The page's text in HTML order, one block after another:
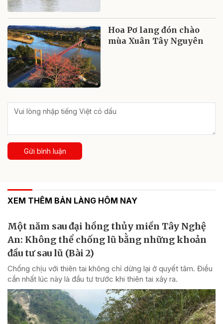
Hoa Pơ lang đón chào
mùa Xuân Tây Nguyên
Gửi bình luận
XEM THÊM BẢN LÀNG HÔM NAY
Một năm sau đại hồng thủy miền Tây Nghệ
An: Không thể chống lũ bằng những khoản
đầu tư sau lũ (Bài 2)
Chống chịu với thiên tai không chỉ dừng lại ở quyết tâm. Điều
cần nhất lúc này là đầu tư trước khi thiên tai xảy ra.